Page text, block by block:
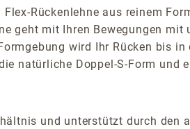
Rückenlehne aus reinem
geht mit Ihren Bewegungen mit
wird Ihr Rücken bis in
natürliche Doppel-S-Form und
und unterstützt durch den